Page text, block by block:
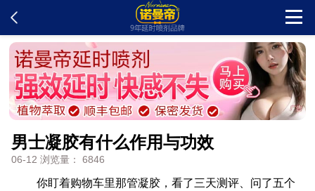
首页
新闻中心
发货查询
男士凝胶有什么作用与功效
06-12 浏览量： 6846
你盯着购物车里那管凝胶，看了三天测评、问了五个